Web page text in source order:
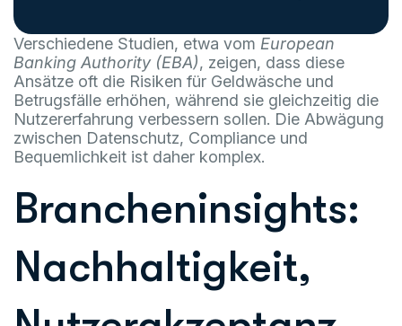
Verschiedene Studien, etwa vom European
Banking Authority (EBA), zeigen, dass diese
Ansätze oft die Risiken für Geldwäsche und
Betrugsfälle erhöhen, während sie gleichzeitig die
Nutzererfahrung verbessern sollen. Die Abwägung
zwischen Datenschutz, Compliance und
Bequemlichkeit ist daher komplex.
Brancheninsights:
Nachhaltigkeit,